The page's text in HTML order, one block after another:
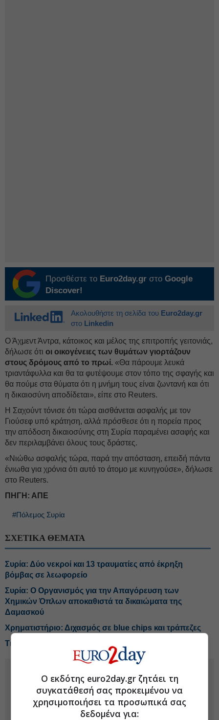
Προσθέστε το Euro2day.gr στο Google
Discover!
Ακολουθήστε τη σελίδα του Euro2day.gr
στο Linkedin
Ο Άχμεντ Άντρα, κάτοικος και μέλος της επιτροπής γειτονιάς,
δήλωσε ότι οι οικογένειες των θυμάτων γιορτάζουν
στους δρόμους από το πρωί. «Θα πάρουμε λευκά
τριαντάφυλλα και θα τα φυτέψουμε στον τόπο της σφαγής και
θα πούμε στα θύματα ότι η μνήμη τους είναι ζωντανή και ότι
η δικαιοσύνη αποδίδεται», είπε στο Reuters.
Η Σαχούντ τόνισε ότι τώρα αισθάνεται ασφαλής με τον
Γιούσεφ υπό κράτηση, αλλά πρόσθεσε ότι η πορεία προς
την απόδοση δικαιοσύνης στη Συρία παραμένει ασαφής και
δεν περιλαμβάνει όλους τους δράστες.
«Νιώθω ασφαλής τώρα, παρά την απόσταση, επειδή πάντα
ένιωθα για χρόνια ότι αυτό το άτομο με κυνηγούσε», δήλωσε
στο Reuters.
ΠΗΓΗ: ΑΠΕ
#Πόλεμος Συρία
ΣΧΕΤΙΚΑ ΘΕΜΑΤΑ
Συρία: Δύο νεκροί και 13 τραυματίες από έκρηξη
βόμβας σε λεωφορείο
Συρία: Ο Οργανισμός για την Απαγόρευση των
Χημικών Όπλων αποκαθιστά τα δικαιώματα της
Δαμασκού
Χρηματιστήριο: Διχασμός σε blue chips και τράπεζες
Τι αλλάζει το χωροταξικό στις τουριστικές επενδύσεις
Ο εκδότης euro2day.gr ζητάει τη
συγκατάθεσή σας προκειμένου να
χρησιμοποιήσει τα προσωπικά σας
δεδομένα για: